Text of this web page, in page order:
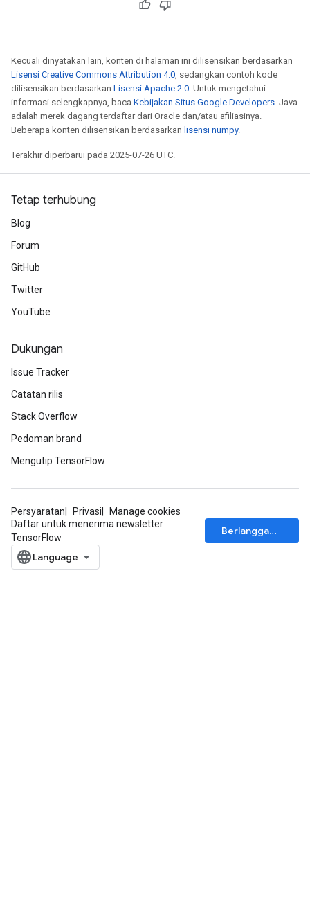
Kecuali dinyatakan lain, konten di halaman ini dilisensikan berdasarkan
Lisensi Creative Commons Attribution 4.0, sedangkan contoh kode
dilisensikan berdasarkan Lisensi Apache 2.0. Untuk mengetahui
informasi selengkapnya, baca Kebijakan Situs Google Developers. Java
adalah merek dagang terdaftar dari Oracle dan/atau afiliasinya.
Beberapa konten dilisensikan berdasarkan lisensi numpy.
Terakhir diperbarui pada 2025-07-26 UTC.
Tetap terhubung
Blog
Forum
GitHub
Twitter
YouTube
Dukungan
Issue Tracker
Catatan rilis
Stack Overflow
Pedoman brand
Mengutip TensorFlow
Persyaratan Privasi
Manage cookies
Daftar untuk menerima newsletter
TensorFlow
Berlangganan